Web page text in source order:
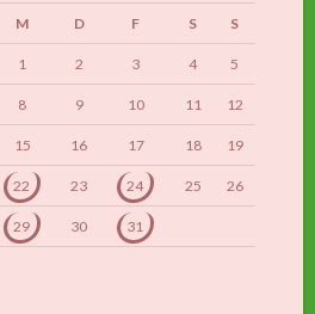
M D F S S
1 2 3 4 5
8 9 10 11 12
15 16 17 18 19
22 23 24 25 26
29 30 31